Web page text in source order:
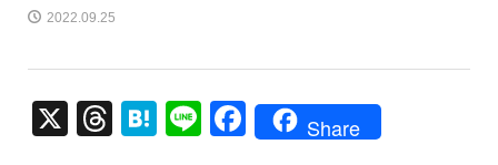
2022.09.25
X
T
H
Li
F
Share